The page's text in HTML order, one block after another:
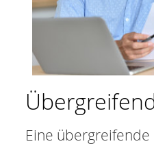
Eine übergreifende